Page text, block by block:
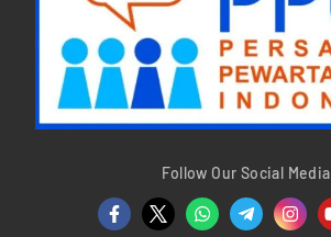
Follow Our Social Media